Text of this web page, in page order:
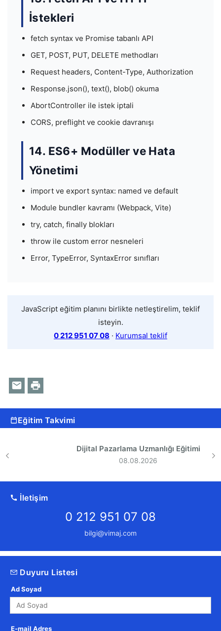
İstekleri
fetch syntax ve Promise tabanlı API
GET, POST, PUT, DELETE methodları
Request headers, Content-Type, Authorization
Response.json(), text(), blob() okuma
AbortController ile istek iptali
CORS, preflight ve cookie davranışı
14. ES6+ Modüller ve Hata
Yönetimi
import ve export syntax: named ve default
Module bundler kavramı (Webpack, Vite)
try, catch, finally blokları
throw ile custom error nesneleri
Error, TypeError, SyntaxError sınıfları
JavaScript eğitim planını birlikte netleştirelim, teklif
isteyin.
0 212 951 07 08 · Kurumsal teklif
Eğitim Takvimi
Dijital Pazarlama Uzmanlığı Eğitimi
08.08.2026
İletişim
0 212 951 07 08
bilgi@vimaj.com
Duyuru Listesi
Ad Soyad
E-mail Adres